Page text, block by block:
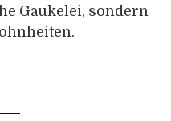
Gaukelei, sondern